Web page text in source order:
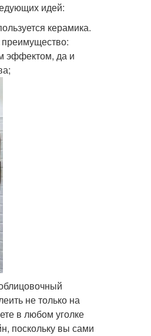
идей:
керамика.
преимущество:
эффектом, да и
не только на
в любом уголке
поскольку вы сами